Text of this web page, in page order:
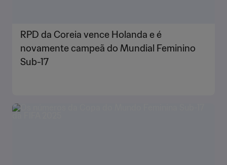
RPD da Coreia vence Holanda e é
novamente campeã do Mundial Feminino
Sub-17